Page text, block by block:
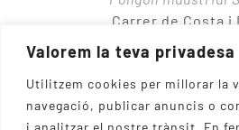
Valorem la teva privadesa
Utilitzem cookies per millorar la
navegació, publicar anuncis o
i analitzar el nostre trànsit.
En
Carrer de Costa i
08205 –
937 10 65